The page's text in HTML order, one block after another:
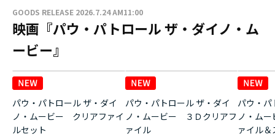
GOODS RELEASE 2026.7.24 AM11:00
映画『パウ・パトロール ザ・ダイノ・ム
ービー』
パウ・パトロール ザ・ダイ
ノ・ムービー クリアファイ
ルセット
パウ・パトロール ザ・ダイ
ノ・ムービー ３Ｄクリアフ
ァイル
パウ・パ
ノ・ム
ァイル